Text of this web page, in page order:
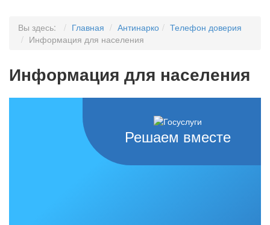
Вы здесь: Главная Антинарко
Телефон доверия
Информация для населения
Информация для населения
Решаем вместе